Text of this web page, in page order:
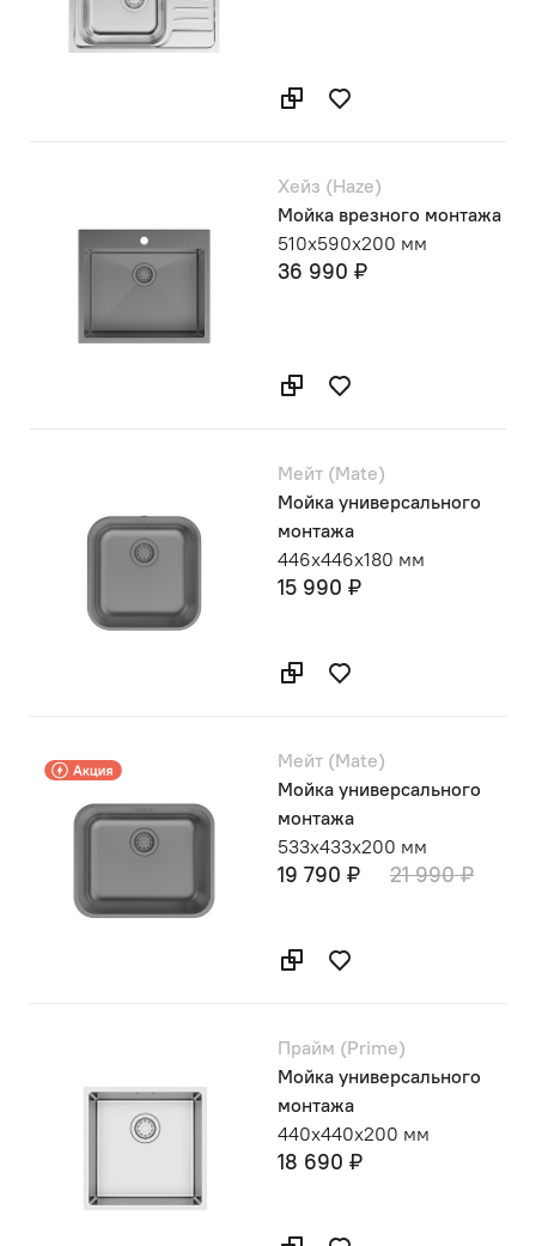
Хейз (Haze)
Мойка врезного монтажа
510х590х200 мм
36 990 ₽
Мейт (Mate)
Мойка универсального
монтажа
446х446х180 мм
15 990 ₽
Мейт (Mate)
Мойка универсального
монтажа
533х433х200 мм
19 790 ₽ 21 990 ₽
Прайм (Prime)
Мойка универсального
монтажа
440х440х200 мм
18 690 ₽